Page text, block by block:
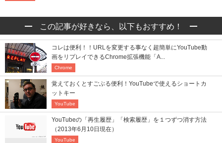
この記事が好きなら、以下もおすすめ！
コレは便利！！URLを変更する事なく超簡単にYouTube動
画をリプレイできるChrome拡張機能「A...
Chrome
覚えておくとすごぶる便利！YouTubeで使えるショートカ
ットキー
YouTube
YouTubeの「再生履歴」「検索履歴」を１つずつ消す方法
（2013年6月10日現在）
YouTube